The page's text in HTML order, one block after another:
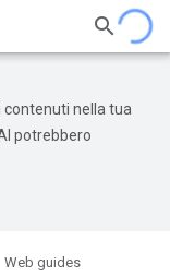
contenuti nella tua
potrebbero
Web guides